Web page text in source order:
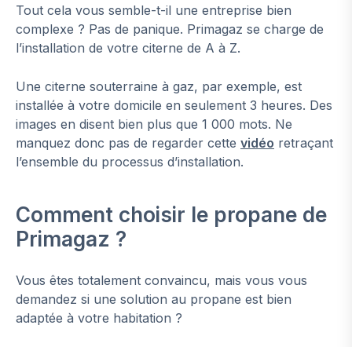
Tout cela vous semble-t-il une entreprise bien
complexe ? Pas de panique. Primagaz se charge de
l’installation de votre citerne de A à Z.
Une citerne souterraine à gaz, par exemple, est
installée à votre domicile en seulement 3 heures. Des
images en disent bien plus que 1 000 mots. Ne
manquez donc pas de regarder cette vidéo retraçant
l’ensemble du processus d’installation.
Comment choisir le propane de
Primagaz ?
Vous êtes totalement convaincu, mais vous vous
demandez si une solution au propane est bien
adaptée à votre habitation ?